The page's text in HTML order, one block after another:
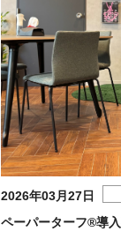
2026年03月27日
ペーパーターフ®導